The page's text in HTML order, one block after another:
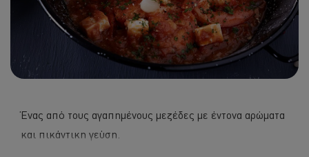
Ένας από τους αγαπημένους μεζέδες με έντονα αρώματα
και πικάντικη γεύση.